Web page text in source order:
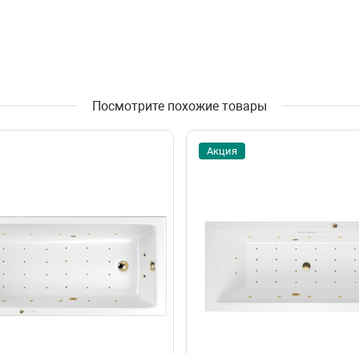
Посмотрите похожие товары
Акция